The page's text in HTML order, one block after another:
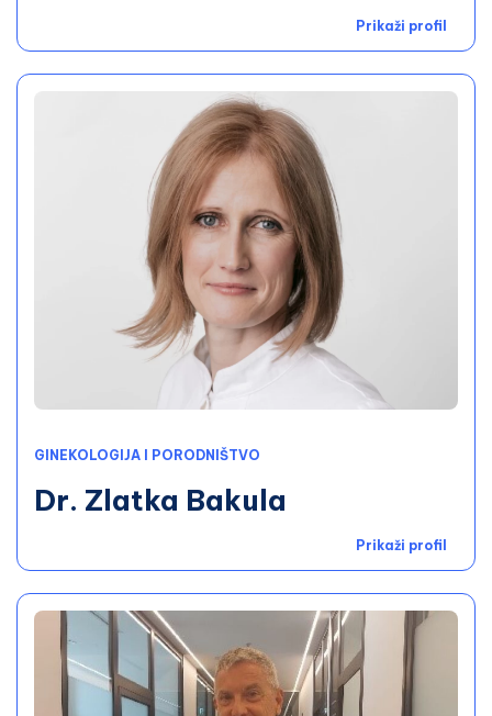
Prikaži profil
GINEKOLOGIJA I PORODNIŠTVO
Dr. Zlatka Bakula
Prikaži profil